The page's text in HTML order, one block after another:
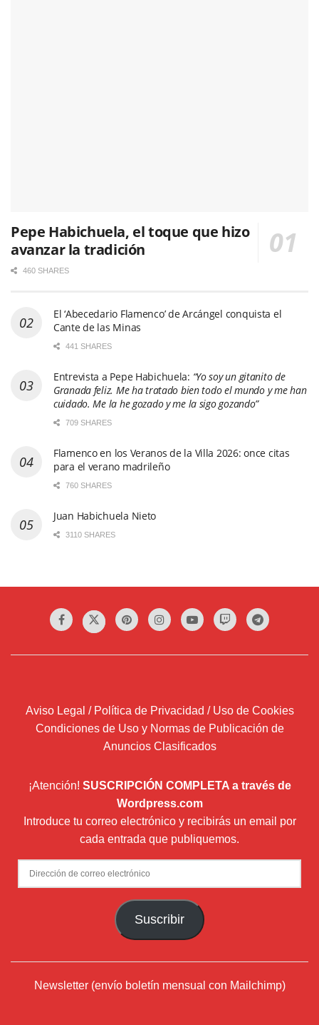
Pepe Habichuela, el toque que hizo
avanzar la tradición
460 SHARES
El ‘Abecedario Flamenco’ de Arcángel conquista el
Cante de las Minas
441 SHARES
Entrevista a Pepe Habichuela: “Yo soy un gitanito de
Granada feliz. Me ha tratado bien todo el mundo y me han
cuidado. Me la he gozado y me la sigo gozando”
709 SHARES
Flamenco en los Veranos de la Villa 2026: once citas
para el verano madrileño
760 SHARES
Juan Habichuela Nieto
3110 SHARES
Aviso Legal / Política de Privacidad / Uso de Cookies
Condiciones de Uso y Normas de Publicación de
Anuncios Clasificados
¡Atención! SUSCRIPCIÓN COMPLETA a través de
Wordpress.com
Introduce tu correo electrónico y recibirás un email por
cada entrada que publiquemos.
Dirección
de
Suscribir
Newsletter (envío boletín mensual con Mailchimp)